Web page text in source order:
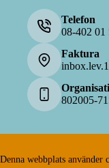
Denna webbplats använder
Telefon
08-402 01
Faktura
802005-